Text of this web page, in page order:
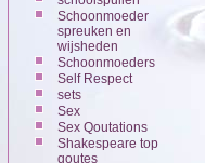
Schoonmoeder
spreuken en
wijsheden
Schoonmoeders
Self Respect
sets
Sex
Sex Qoutations
Shakespeare top
qoutes